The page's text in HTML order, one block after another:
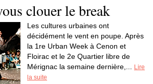
clouer le break
Les cultures urbaines ont
décidément le vent en poupe. Après
la 1re Urban Week à Cenon et
Floirac et le 2e Quartier libre de
Mérignac la semaine dernière,...
Lire
la suite